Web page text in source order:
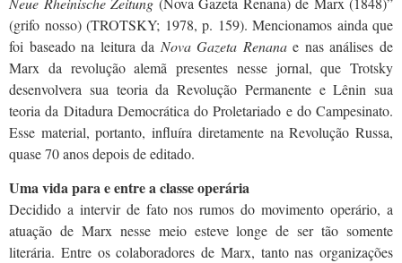
(grifo nosso) (TROTSKY; 1978, p. 159). Mencionamos ainda que
foi baseado na leitura da Nova Gazeta Renanae nas análises de
Marx da revolução alemã presentes nesse jornal, que Trotsky
desenvolvera sua teoria da Revolução Permanente e Lênin sua
teoria da Ditadura Democrática do Proletariado e do Campesinato.
Esse material, portanto, influíra diretamente na Revolução Russa,
quase 70 anos depois de editado.
Uma vida para e entre a classe operária
Decidido a intervir de fato nos rumos do movimento operário, a
atuação de Marx nesse meio esteve longe de ser tão somente
literária. Entre os colaboradores de Marx, tanto nas organizações